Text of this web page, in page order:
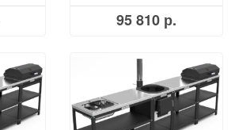
95 810 р.